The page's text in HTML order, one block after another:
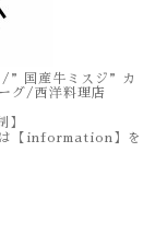
”国産牛ミスジ”カ
グ/西洋料理店
】
【information】を